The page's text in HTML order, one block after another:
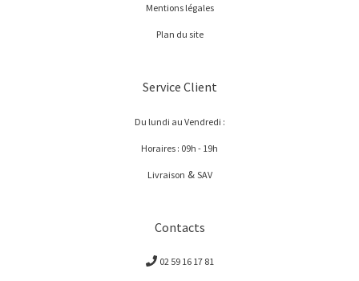
Mentions légales
Plan du site
Service Client
Du lundi au Vendredi :
Horaires : 09h - 19h
Livraison & SAV
Contacts
02 59 16 17 81